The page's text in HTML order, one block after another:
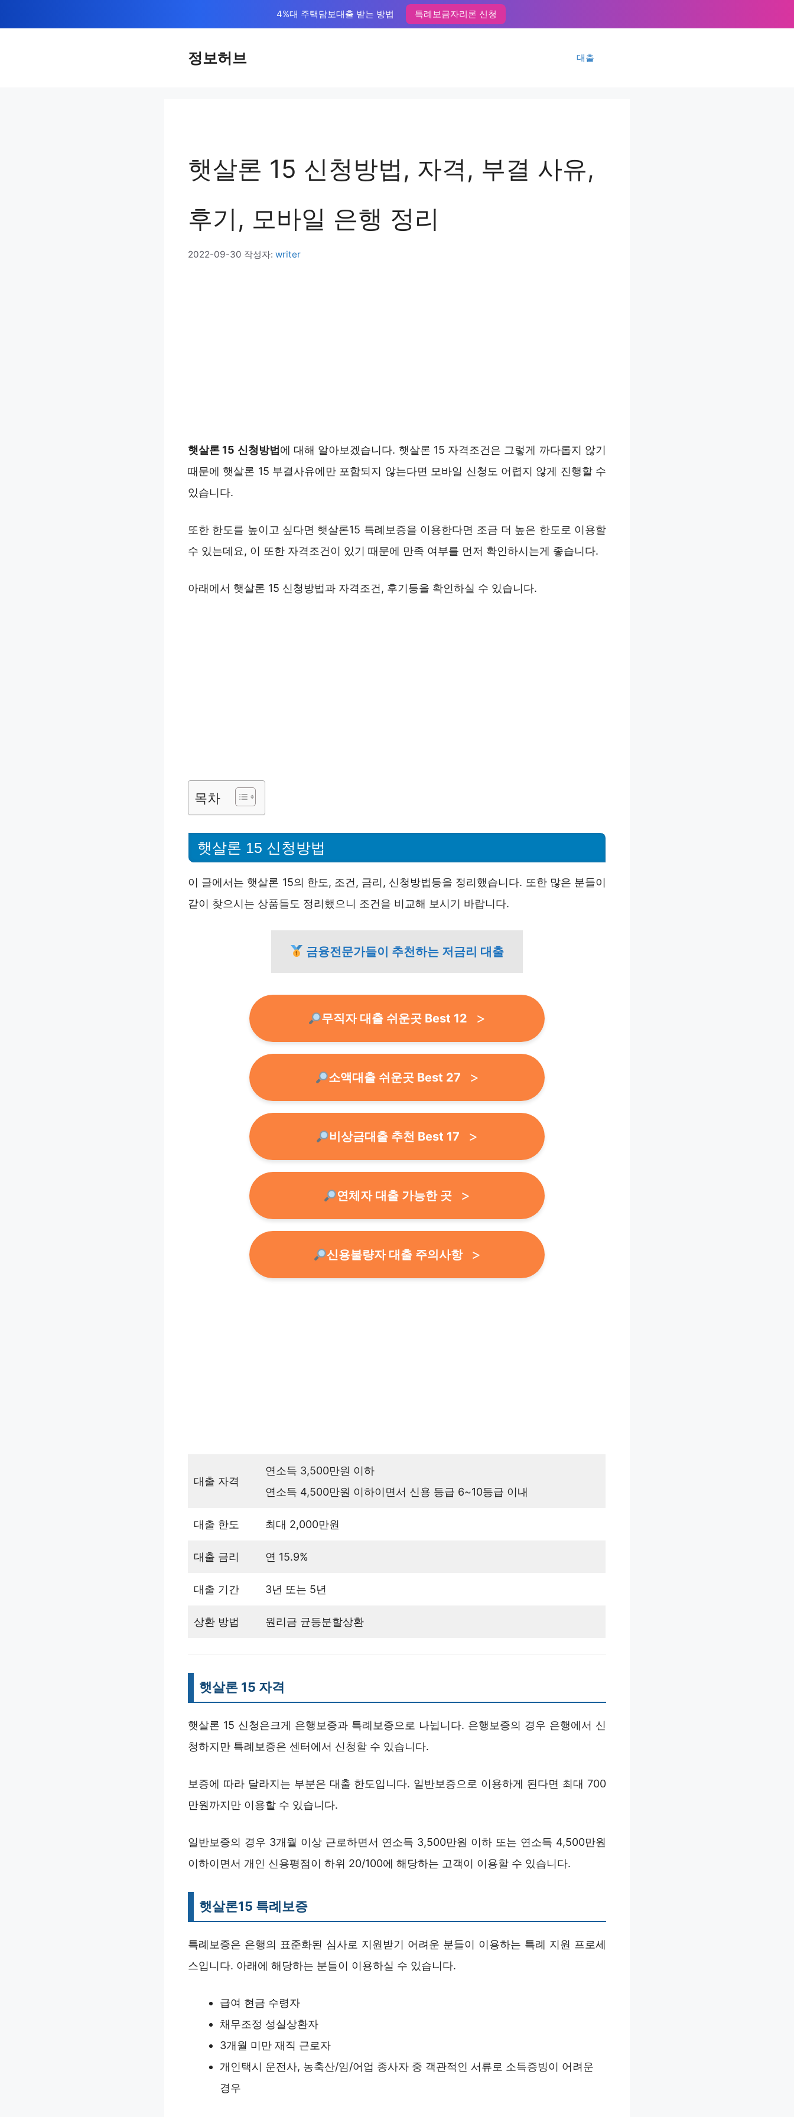
텐
4%대 주택담보대출 받는 방법 특례보금자리론 신청
정보허브 대출
햇살론 15 신청방법, 자격, 부결 사유,
후기, 모바일 은행 정리
2022-09-30 작성자: writer
햇살론 15 신청방법 에 대해 알아보겠습니다. 햇살론 15 자격조건은 그렇게 까다롭지 않기
때문에 햇살론 15 부결사유에만 포함되지 않는다면 모바일 신청도 어렵지 않게 진행할 수
있습니다.
또한 한도를 높이고 싶다면 햇살론15 특례보증을 이용한다면 조금 더 높은 한도로 이용할
수 있는데요, 이 또한 자격조건이 있기 때문에 만족 여부를 먼저 확인하시는게 좋습니다.
아래에서 햇살론 15 신청방법과 자격조건, 후기등을 확인하실 수 있습니다.
목차
햇살론 15 신청방법
이 글에서는 햇살론 15의 한도, 조건, 금리, 신청방법등을 정리했습니다. 또한 많은 분들이
같이 찾으시는 상품들도 정리했으니 조건을 비교해 보시기 바랍니다.
금융전문가들이 추천하는 저금리 대출
무직자 대출 쉬운곳 Best 12
소액대출 쉬운곳 Best 27
비상금대출 추천 Best 17
연체자 대출 가능한 곳
신용불량자 대출 주의사항
대출 자격
연소득 3,500만원 이하
연소득 4,500만원 이하이면서 신용 등급 6~10등급 이내
대출 한도 최대 2,000만원
대출 금리 연 15.9%
대출 기간 3년 또는 5년
상환 방법 원리금 균등분할상환
햇살론 15 자격
햇살론 15 신청은크게 은행보증과 특례보증으로 나뉩니다. 은행보증의 경우 은행에서 신
청하지만 특례보증은 센터에서 신청할 수 있습니다.
보증에 따라 달라지는 부분은 대출 한도입니다. 일반보증으로 이용하게 된다면 최대 700
만원까지만 이용할 수 있습니다.
일반보증의 경우 3개월 이상 근로하면서 연소득 3,500만원 이하 또는 연소득 4,500만원
이하이면서 개인 신용평점이 하위 20/100에 해당하는 고객이 이용할 수 있습니다.
햇살론15 특례보증
특례보증은 은행의 표준화된 심사로 지원받기 어려운 분들이 이용하는 특례 지원 프로세
스입니다. 아래에 해당하는 분들이 이용하실 수 있습니다.
급여 현금 수령자
채무조정 성실상환자
3개월 미만 재직 근로자
개인택시 운전사, 농축산/임/어업 종사자 중 객관적인 서류로 소득증빙이 어려운
경우